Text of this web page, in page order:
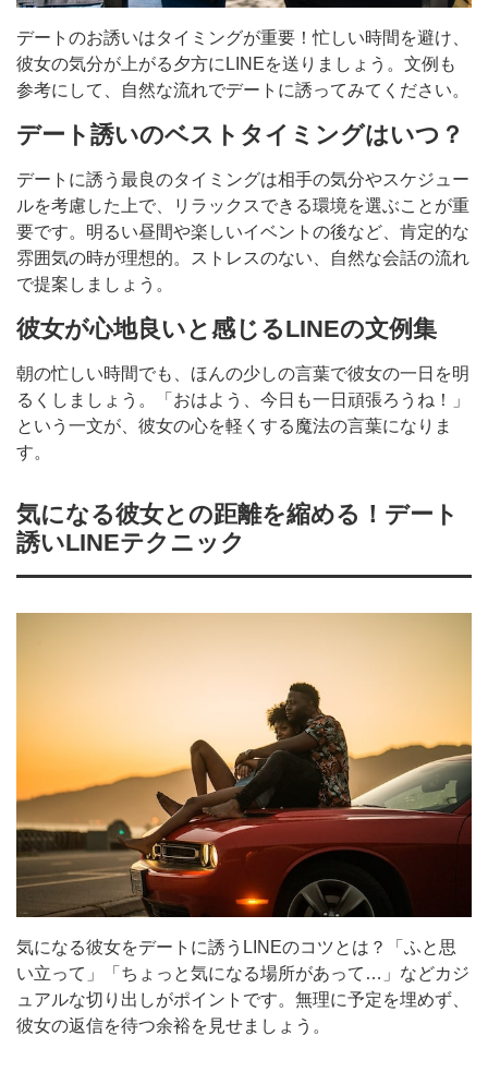
デートのお誘いはタイミングが重要！忙しい時間を避け、
彼女の気分が上がる夕方にLINEを送りましょう。文例も
参考にして、自然な流れでデートに誘ってみてください。
デート誘いのベストタイミングはいつ？
デートに誘う最良のタイミングは相手の気分やスケジュー
ルを考慮した上で、リラックスできる環境を選ぶことが重
要です。明るい昼間や楽しいイベントの後など、肯定的な
雰囲気の時が理想的。ストレスのない、自然な会話の流れ
で提案しましょう。
彼女が心地良いと感じるLINEの文例集
朝の忙しい時間でも、ほんの少しの言葉で彼女の一日を明
るくしましょう。「おはよう、今日も一日頑張ろうね！」
という一文が、彼女の心を軽くする魔法の言葉になりま
す。
気になる彼女との距離を縮める！デート
誘いLINEテクニック
気になる彼女をデートに誘うLINEのコツとは？「ふと思
い立って」「ちょっと気になる場所があって…」などカジ
ュアルな切り出しがポイントです。無理に予定を埋めず、
彼女の返信を待つ余裕を見せましょう。